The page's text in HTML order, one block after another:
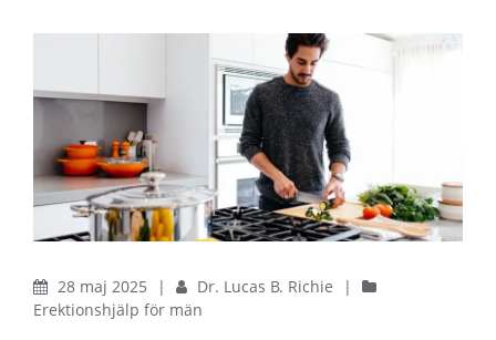
28 maj 2025 | Dr. Lucas B. Richie
|
Erektionshjälp för män